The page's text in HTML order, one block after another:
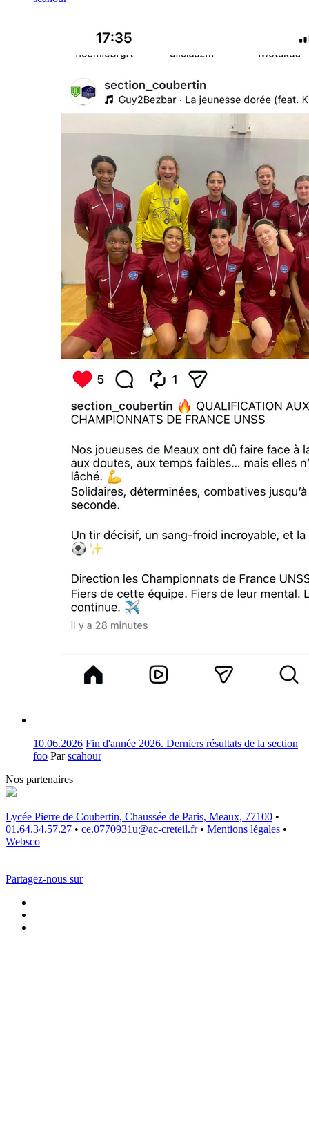
10.06.2026 Fin d'année 2026. Derniers résultats de la section
foo Parscahour
Nos partenaires
Lycée Pierre de Coubertin, Chaussée de Paris, Meaux, 77100 •
01.64.34.57.27 • ce.0770931u@ac-creteil.fr • Mentions légales •
Websco
Partagez-nous sur